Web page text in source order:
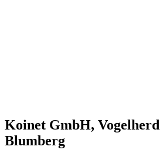
Koinet GmbH, Vogelherd
Blumberg